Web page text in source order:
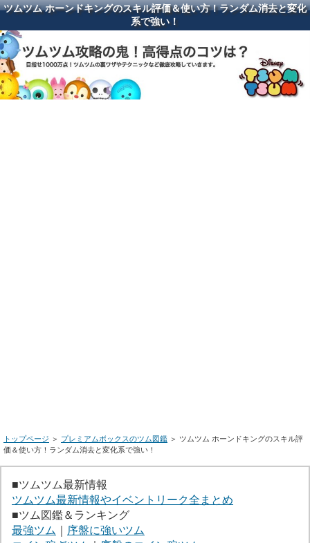
ツムツム ホーンドキングのスキル評価＆使い方！ランダム消去と変化
系で強い！
トップページ ＞ プレミアムボックスのツム図鑑 ＞ ツムツム ホーンドキングのスキル評
価＆使い方！ランダム消去と変化系で強い！
■ツムツム最新情報
ツムツム最新情報やイベントリーク全まとめ
■ツム図鑑＆ランキング
最強ツム
序盤に強いツム